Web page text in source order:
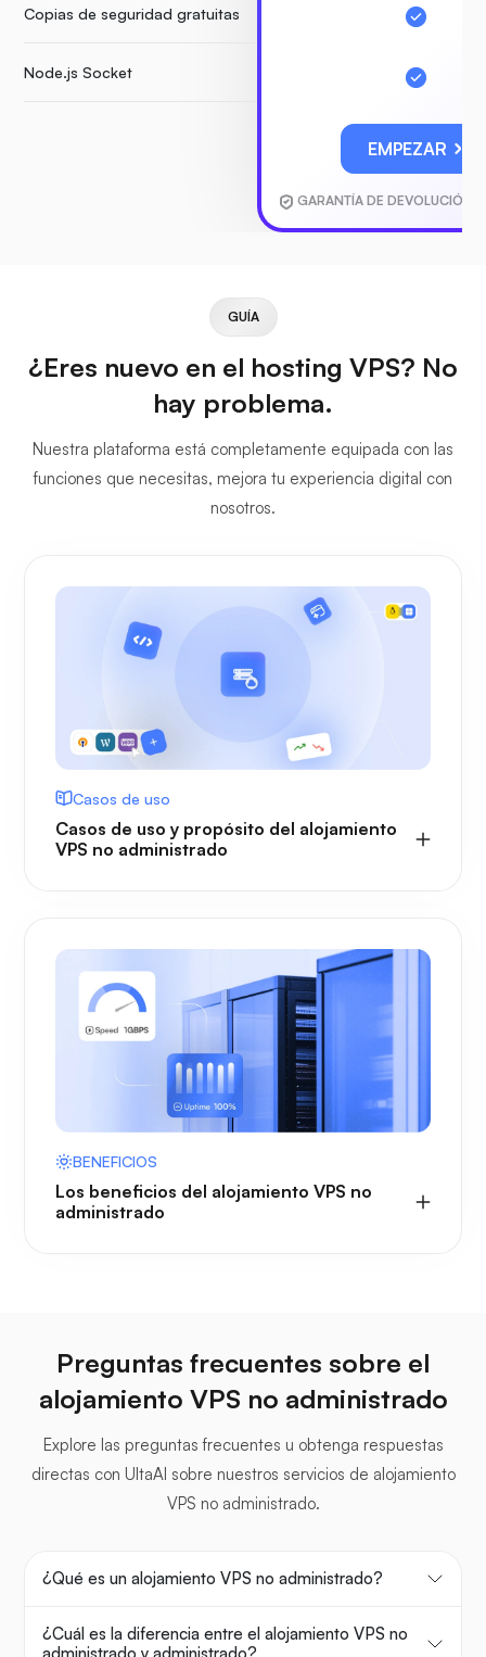
Copias de seguridad gratuitas
Node.js Socket
EMPEZAR
GARANTÍA DE DEVOLUCIÓN
GUÍA
¿Eres nuevo en el hosting VPS? No
hay problema.
Nuestra plataforma está completamente equipada con las
funciones que necesitas, mejora tu experiencia digital con
nosotros.
Casos de uso
Casos de uso y propósito del alojamiento
VPS no administrado
BENEFICIOS
Los beneficios del alojamiento VPS no
administrado
Preguntas frecuentes sobre el
alojamiento VPS no administrado
Explore las preguntas frecuentes u obtenga respuestas
directas con UltaAI sobre nuestros servicios de alojamiento
VPS no administrado.
¿Qué es un alojamiento VPS no administrado?
¿Cuál es la diferencia entre el alojamiento VPS no